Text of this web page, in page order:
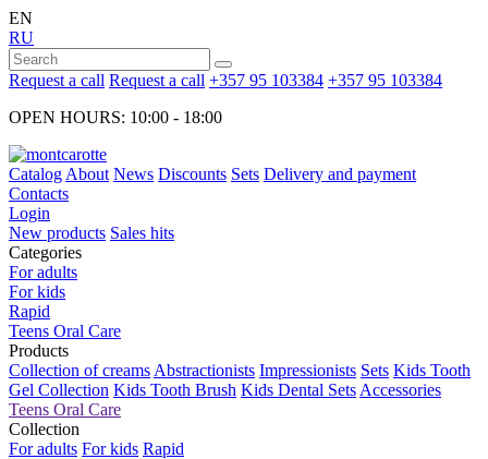
EN
RU
Request a call Request a call +357 95 103384 +357 95 103384
OPEN HOURS: 10:00 - 18:00
Catalog About News Discounts Sets Delivery and payment
Contacts
Login
New products Sales hits
Categories
For adults
For kids
Rapid
Teens Oral Care
Products
Collection of creams Abstractionists Impressionists Sets Kids Tooth
Gel Collection Kids Tooth Brush Kids Dental Sets Accessories
Teens Oral Care
Collection
For adults For kids Rapid